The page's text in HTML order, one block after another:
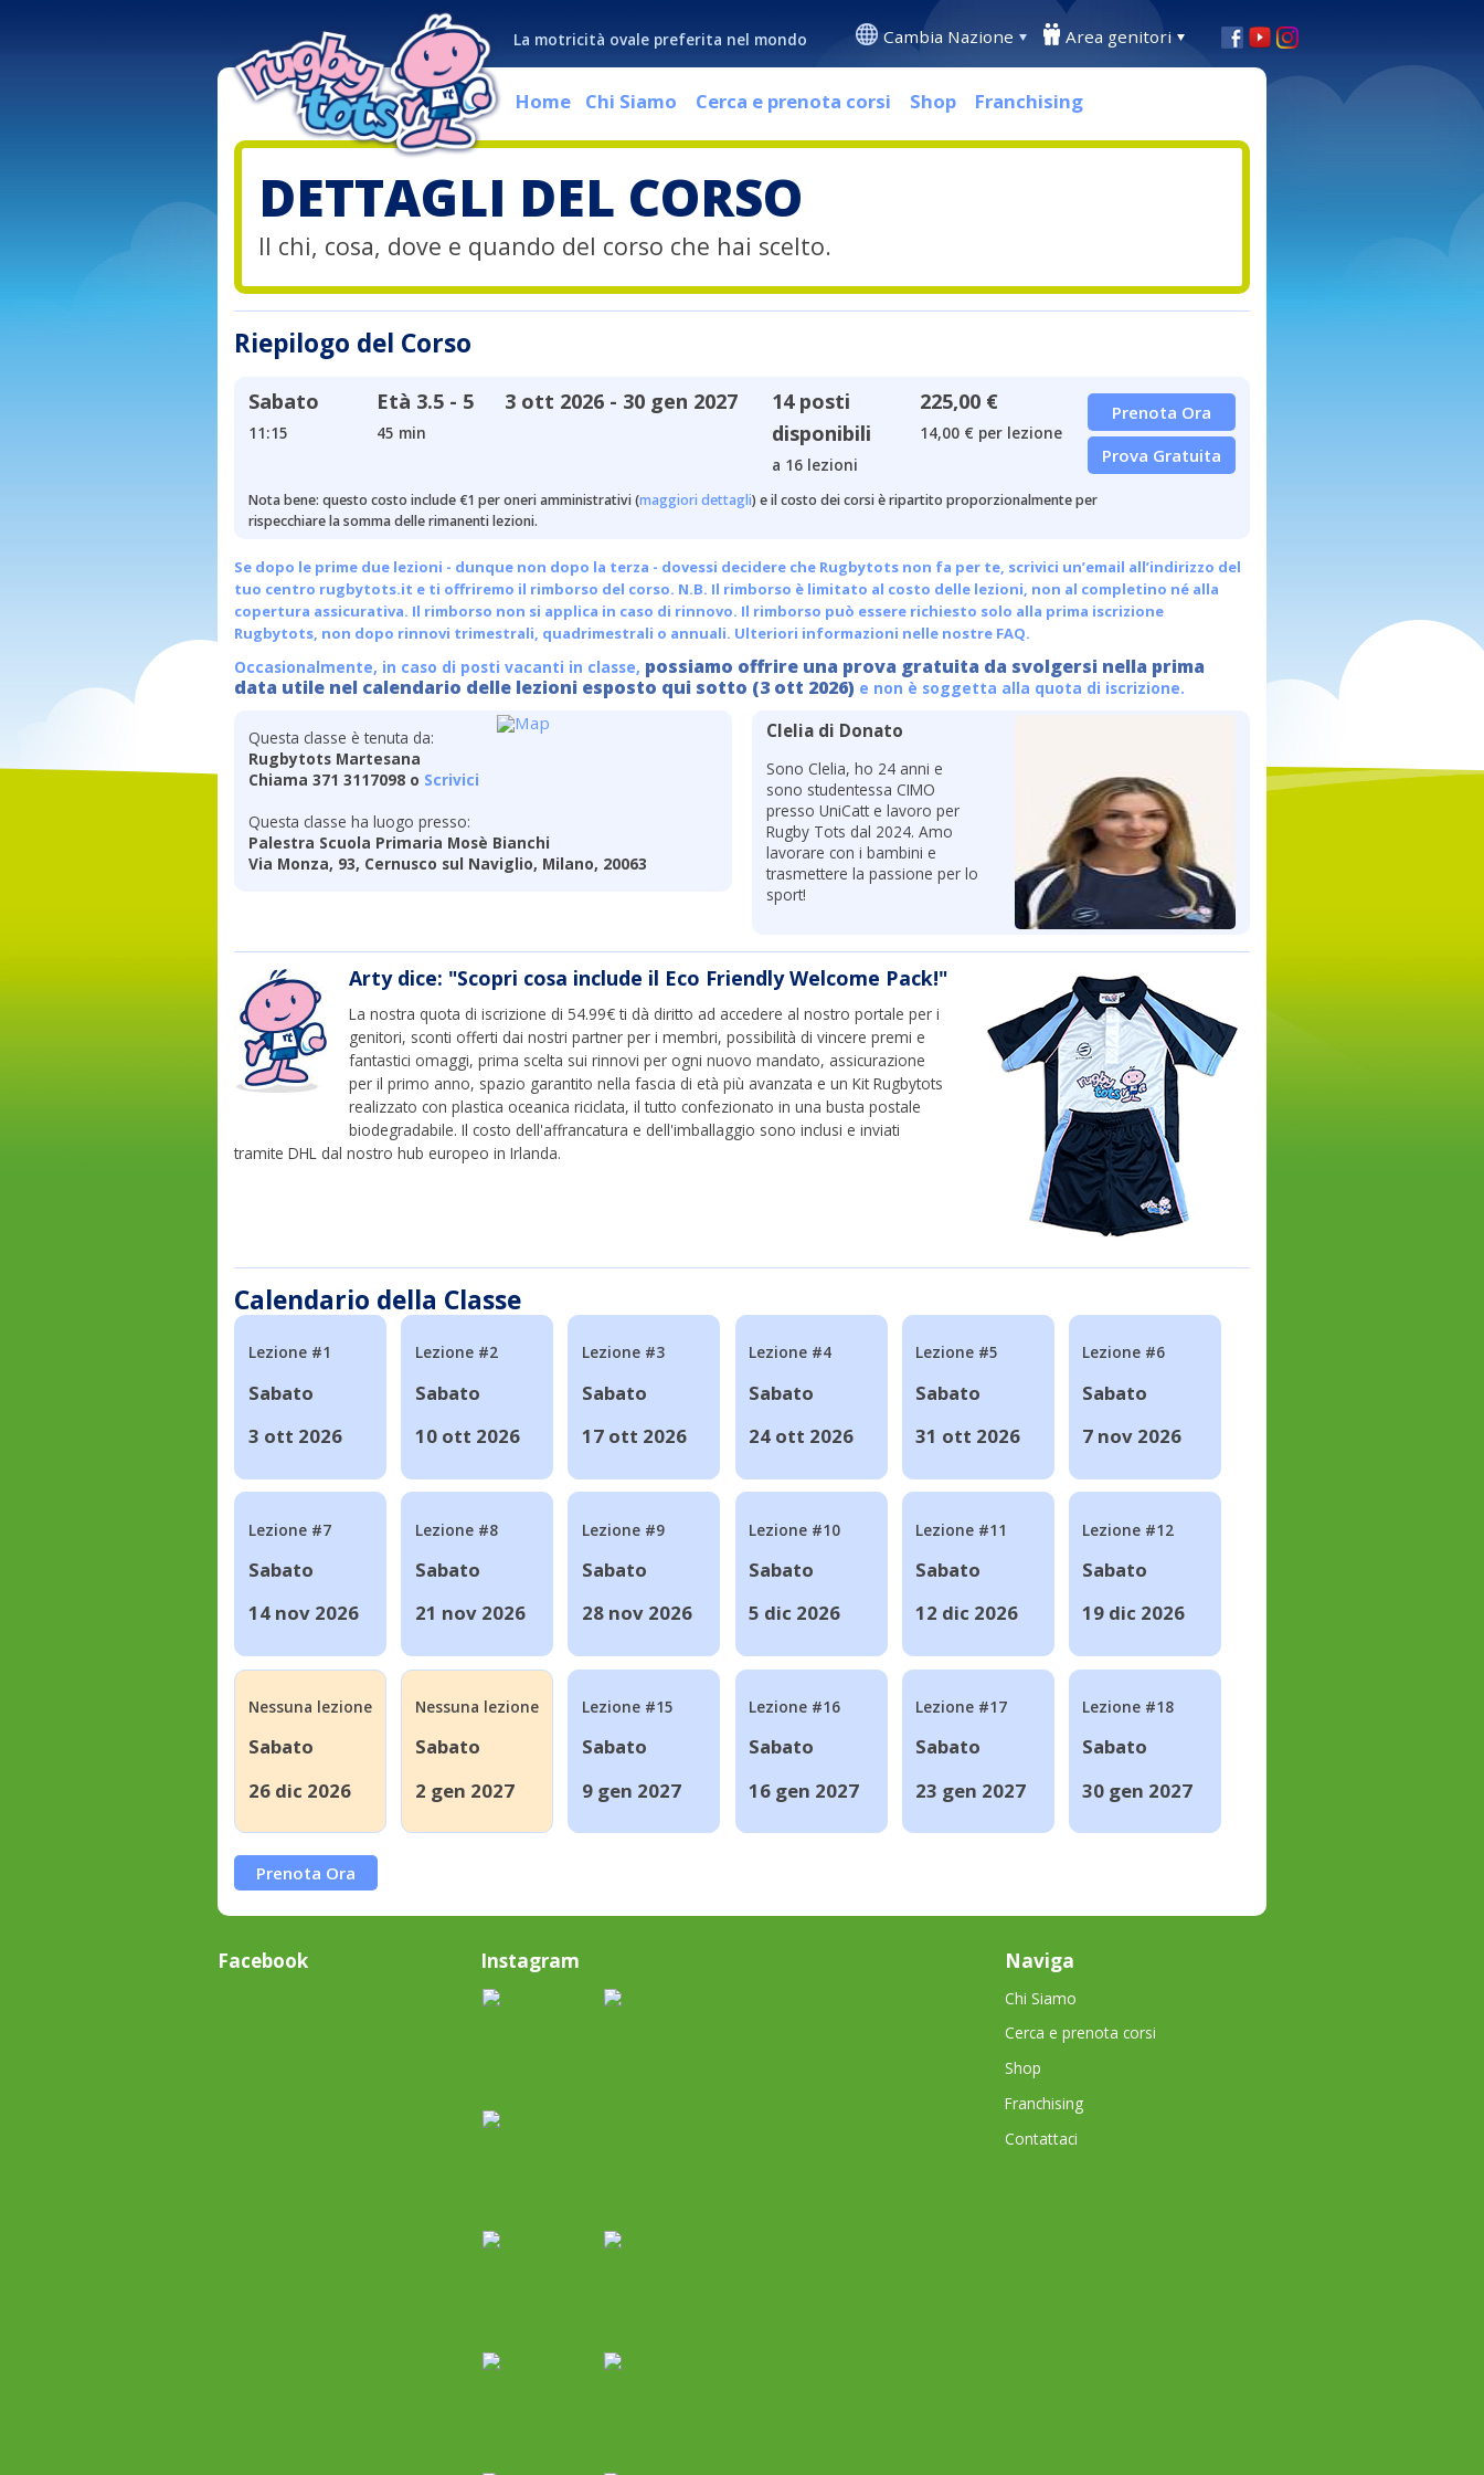
La motricità ovale preferita nel mondo Cambia Nazione Area genitori
Home Chi Siamo Cerca e prenota corsi Shop Franchising
DETTAGLI DEL CORSO
Il chi, cosa, dove e quando del corso che hai scelto.
Riepilogo del Corso
Sabato
11:15
Età 3.5 - 5
45 min
3 ott 2026 - 30 gen 2027
14 posti
disponibili
a 16 lezioni
225,00 €
14,00 € per lezione
Prenota Ora
Prova Gratuita
Nota bene: questo costo include €1 per oneri amministrativi (maggiori dettagli) e il costo dei corsi è ripartito proporzionalmente per
rispecchiare la somma delle rimanenti lezioni.
Se dopo le prime due lezioni - dunque non dopo la terza - dovessi decidere che Rugbytots non fa per te, scrivici un’email all’indirizzo del
tuo centro rugbytots.it e ti offriremo il rimborso del corso. N.B. Il rimborso è limitato al costo delle lezioni, non al completino né alla
copertura assicurativa. Il rimborso non si applica in caso di rinnovo. Il rimborso può essere richiesto solo alla prima iscrizione
Rugbytots, non dopo rinnovi trimestrali, quadrimestrali o annuali. Ulteriori informazioni nelle nostre FAQ.
Occasionalmente, in caso di posti vacanti in classe, possiamo offrire una prova gratuita da svolgersi nella prima
data utile nel calendario delle lezioni esposto qui sotto (3 ott 2026) e non è soggetta alla quota di iscrizione.
Questa classe è tenuta da:
Rugbytots Martesana
Chiama 371 3117098 o Scrivici
Questa classe ha luogo presso:
Palestra Scuola Primaria Mosè Bianchi
Via Monza, 93, Cernusco sul Naviglio, Milano, 20063
Clelia di Donato
Sono Clelia, ho 24 anni e
sono studentessa CIMO
presso UniCatt e lavoro per
Rugby Tots dal 2024. Amo
lavorare con i bambini e
trasmettere la passione per lo
sport!
Arty dice: "Scopri cosa include il Eco Friendly Welcome Pack!"
La nostra quota di iscrizione di 54.99€ ti dà diritto ad accedere al nostro portale per i
genitori, sconti offerti dai nostri partner per i membri, possibilità di vincere premi e
fantastici omaggi, prima scelta sui rinnovi per ogni nuovo mandato, assicurazione
per il primo anno, spazio garantito nella fascia di età più avanzata e un Kit Rugbytots
realizzato con plastica oceanica riciclata, il tutto confezionato in una busta postale
biodegradabile. Il costo dell'affrancatura e dell'imballaggio sono inclusi e inviati
tramite DHL dal nostro hub europeo in Irlanda.
Calendario della Classe
Lezione #1
Sabato
3 ott 2026
Lezione #2
Sabato
10 ott 2026
Lezione #3
Sabato
17 ott 2026
Lezione #4
Sabato
24 ott 2026
Lezione #5
Sabato
31 ott 2026
Lezione #6
Sabato
7 nov 2026
Lezione #7
Sabato
14 nov 2026
Lezione #8
Sabato
21 nov 2026
Lezione #9
Sabato
28 nov 2026
Lezione #10
Sabato
5 dic 2026
Lezione #11
Sabato
12 dic 2026
Lezione #12
Sabato
19 dic 2026
Nessuna lezione
Sabato
26 dic 2026
Nessuna lezione
Sabato
2 gen 2027
Lezione #15
Sabato
9 gen 2027
Lezione #16
Sabato
16 gen 2027
Lezione #17
Sabato
23 gen 2027
Lezione #18
Sabato
30 gen 2027
Prenota Ora
Facebook Instagram Naviga
Chi Siamo
Cerca e prenota corsi
Shop
Franchising
Contattaci